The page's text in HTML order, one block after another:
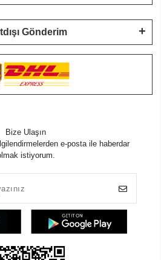
Gönderim
Bize Ulaşın
e-posta ile haberdar
istiyorum.